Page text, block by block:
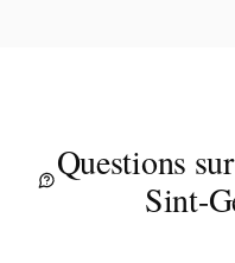
Questions
Sint-